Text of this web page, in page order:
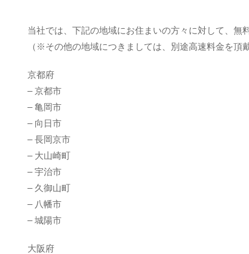
当社では、下記の地域にお住まいの方々に対して、無
（※その他の地域につきましては、別途高速料金を頂
京都府
– 京都市
– 亀岡市
– 向日市
– 長岡京市
– 大山崎町
– 宇治市
– 久御山町
– 八幡市
– 城陽市
大阪府